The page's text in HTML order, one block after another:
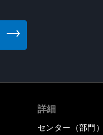
詳細
センター（部門）